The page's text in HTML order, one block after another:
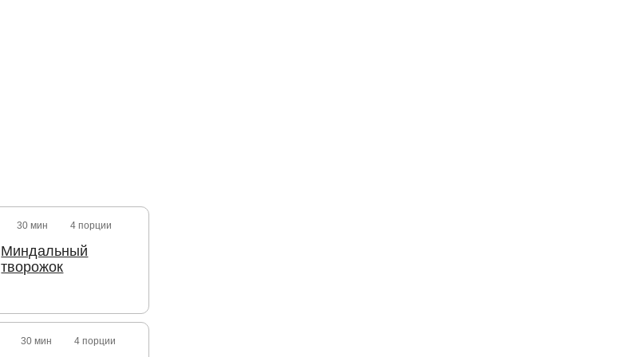
30 мин 4 порции
Миндальный
творожок
30 мин 4 порции